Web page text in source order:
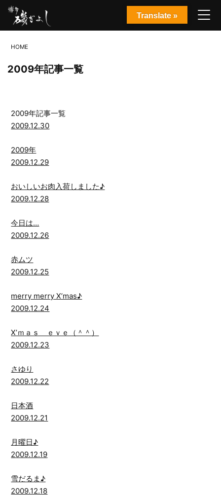
HOME
2009年記事一覧
2009年記事一覧
2009.12.30
2009年
2009.12.29
おいしいお肉入荷しました♪
2009.12.28
今日は…
2009.12.26
赤ムツ
2009.12.25
merry merry X’mas♪
2009.12.24
X’ｍａｓ ｅｖｅ（＾＾）
2009.12.23
さゆり
2009.12.22
日本酒
2009.12.21
月曜日♪
2009.12.19
雪だるま♪
2009.12.18
Translate »